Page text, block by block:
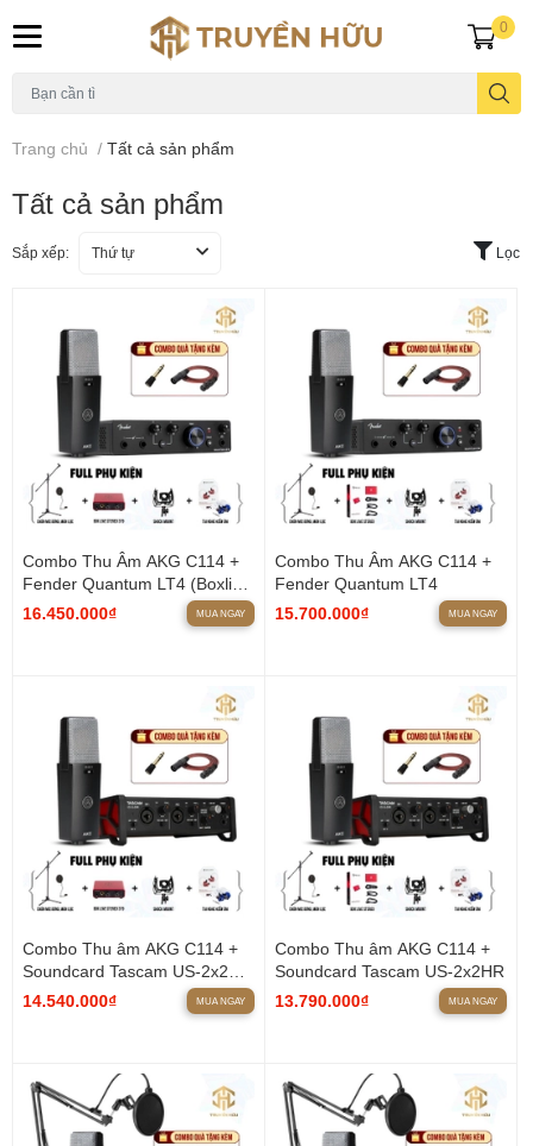
0
Trang chủ / Tất cả sản phẩm
Tất cả sản phẩm
Sắp xếp: Thứ tự Lọc
Combo Thu Âm AKG C114 +
Fender Quantum LT4 (Boxlive
379)
16.450.000₫ MUA NGAY
Combo Thu Âm AKG C114 +
Fender Quantum LT4
15.700.000₫
MUA NGAY
Combo Thu âm AKG C114 +
Soundcard Tascam US-2x2HR
(Boxlive 379)
14.540.000₫ MUA NGAY
Combo Thu âm AKG C114 +
Soundcard Tascam US-2x2HR
13.790.000₫
MUA NGAY